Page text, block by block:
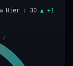
Hier : 30 ▲ +1